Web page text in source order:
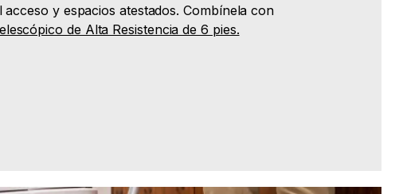
acceso y espacios atestados. Combínela con
de Alta Resistencia de 6 pies.